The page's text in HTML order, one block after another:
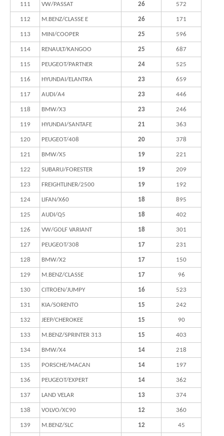
111 VW/PASSAT 26 572
112 M.BENZ/CLASSE E 26 171
113 MINI/COOPER 25 596
114 RENAULT/KANGOO 25 687
115 PEUGEOT/PARTNER 24 525
116 HYUNDAI/ELANTRA 23 659
117 AUDI/A4 23 446
118 BMW/X3 23 246
119 HYUNDAI/SANTAFE 21 363
120 PEUGEOT/408 20 378
121 BMW/X5 19 221
122 SUBARU/FORESTER 19 209
123 FREIGHTLINER/2500 19 192
124 LIFAN/X60 18 895
125 AUDI/Q5 18 402
126 VW/GOLF VARIANT 18 301
127 PEUGEOT/308 17 231
128 BMW/X2 17 150
129 M.BENZ/CLASSE 17 96
130 CITROEN/JUMPY 16 523
131 KIA/SORENTO 15 242
132 JEEP/CHEROKEE 15 90
133 M.BENZ/SPRINTER 313 15 403
134 BMW/X4 14 218
135 PORSCHE/MACAN 14 197
136 PEUGEOT/EXPERT 14 362
137 LAND VELAR 13 374
138 VOLVO/XC90 12 360
139 M.BENZ/SLC 12 45